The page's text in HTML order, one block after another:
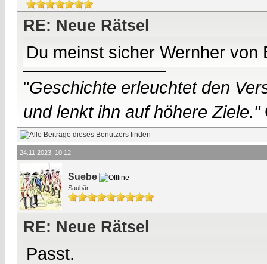
RE: Neue Rätsel
Du meinst sicher Wernher von
"Geschichte erleuchtet den
und lenkt ihn auf höhere Ziele."
24.11.2023, 10:12
Suebe
Saubär
RE: Neue Rätsel
Passt.